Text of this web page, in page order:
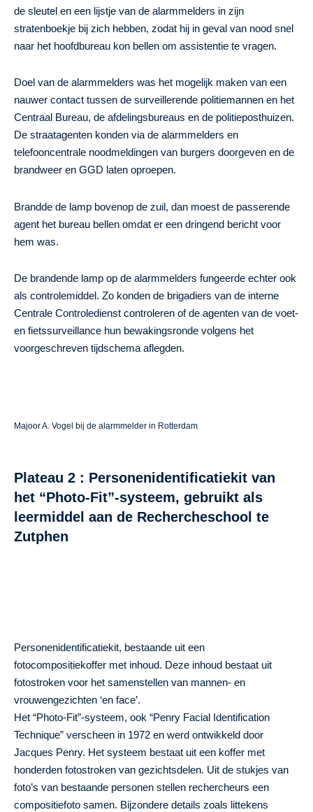
de sleutel en een lijstje van de alarmmelders in zijn
stratenboekje bij zich hebben, zodat hij in geval van nood snel
naar het hoofdbureau kon bellen om assistentie te vragen.
Doel van de alarmmelders was het mogelijk maken van een
nauwer contact tussen de surveillerende politiemannen en het
Centraal Bureau, de afdelingsbureaus en de politieposthuizen.
De straatagenten konden via de alarmmelders en
telefooncentrale noodmeldingen van burgers doorgeven en de
brandweer en GGD laten oproepen.
Brandde de lamp bovenop de zuil, dan moest de passerende
agent het bureau bellen omdat er een dringend bericht voor
hem was.
De brandende lamp op de alarmmelders fungeerde echter ook
als controlemiddel. Zo konden de brigadiers van de interne
Centrale Controledienst controleren of de agenten van de voet-
en fietssurveillance hun bewakingsronde volgens het
voorgeschreven tijdschema aflegden.
Majoor A. Vogel bij de alarmmelder in Rotterdam
Plateau 2 : Personenidentificatiekit van
het “Photo-Fit”-systeem, gebruikt als
leermiddel aan de Rechercheschool te
Zutphen
Personenidentificatiekit, bestaande uit een
fotocompositiekoffer met inhoud. Deze inhoud bestaat uit
fotostroken voor het samenstellen van mannen- en
vrouwengezichten ‘en face’.
Het “Photo-Fit”-systeem, ook “Penry Facial Identification
Technique” verscheen in 1972 en werd ontwikkeld door
Jacques Penry. Het systeem bestaat uit een koffer met
honderden fotostroken van gezichtsdelen. Uit de stukjes van
foto’s van bestaande personen stellen rechercheurs een
compositiefoto samen. Bijzondere details zoals littekens